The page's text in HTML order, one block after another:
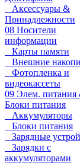
Аксессуары &
Принадлежности
08 Носители
информации
Карты памяти
Внешние
Фотопленка и
видеокассеты
09 Элем. питания
Блоки питания
Аккумуляторы
Блоки питания
Зарядные
Зарядки с
аккумуляторами